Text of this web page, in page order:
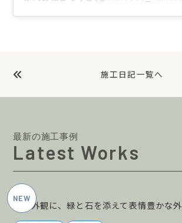
施工日記一覧へ
最新の施工事例
Latest Works
黒の外観に、緑と石を添えて表情豊かな